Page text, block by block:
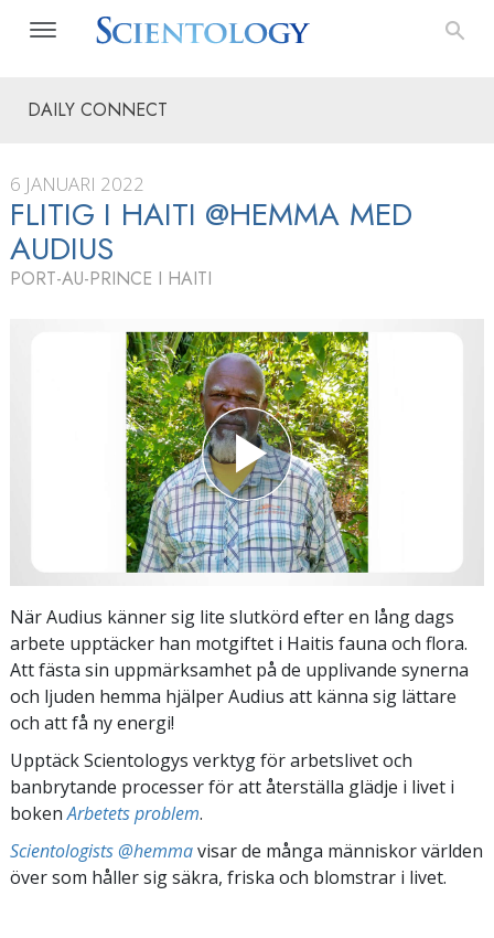
DAILY CONNECT
6 JANUARI 2022
FLITIG I HAITI @HEMMA MED
AUDIUS
PORT-AU-PRINCE I HAITI
När Audius känner sig lite slutkörd efter en lång dags
arbete upptäcker han motgiftet i Haitis fauna och flora.
Att fästa sin uppmärksamhet på de upplivande synerna
och ljuden hemma hjälper Audius att känna sig lättare
och att få ny energi!
Upptäck Scientologys verktyg för arbetslivet och
banbrytande processer för att återställa glädje i livet i
bokenArbetets problem.
Scientologists @hemmavisar de många människor världen
över som håller sig säkra, friska och blomstrar i livet.